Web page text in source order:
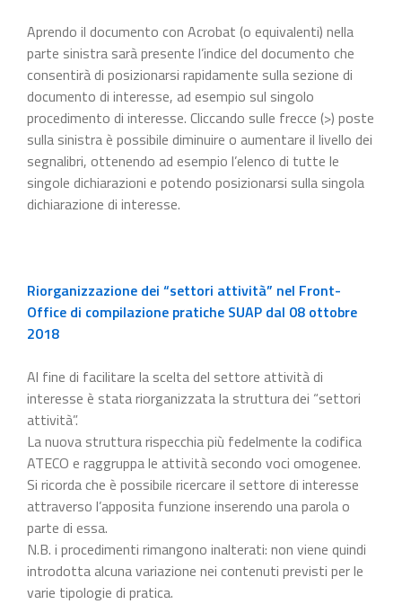
Aprendo il documento con Acrobat (o equivalenti) nella
parte sinistra sarà presente l’indice del documento che
consentirà di posizionarsi rapidamente sulla sezione di
documento di interesse, ad esempio sul singolo
procedimento di interesse. Cliccando sulle frecce (>) poste
sulla sinistra è possibile diminuire o aumentare il livello dei
segnalibri, ottenendo ad esempio l’elenco di tutte le
singole dichiarazioni e potendo posizionarsi sulla singola
dichiarazione di interesse.
Riorganizzazione dei “settori attività” nel Front-
Office di compilazione pratiche SUAP dal 08 ottobre
2018
Al fine di facilitare la scelta del settore attività di
interesse è stata riorganizzata la struttura dei “settori
attività”.
La nuova struttura rispecchia più fedelmente la codifica
ATECO e raggruppa le attività secondo voci omogenee.
Si ricorda che è possibile ricercare il settore di interesse
attraverso l’apposita funzione inserendo una parola o
parte di essa.
N.B. i procedimenti rimangono inalterati: non viene quindi
introdotta alcuna variazione nei contenuti previsti per le
varie tipologie di pratica.